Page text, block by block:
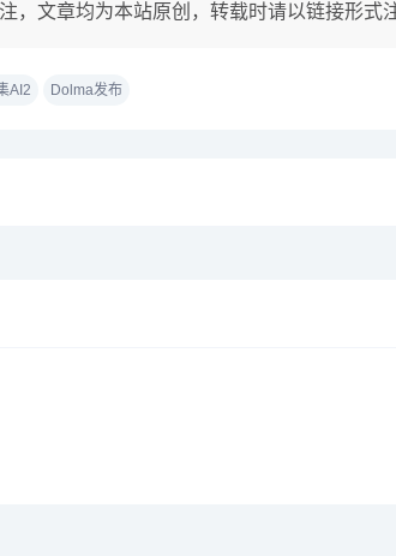
，文章均为本站原创，转载时请以链接形式
AI2 Dolma发布